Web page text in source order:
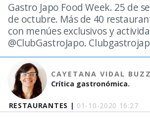
RESTAURANTES | 01-10-2020 16:27
Gastro Japo Food Week. 25 de
de octubre. Más de 40
con menúes exclusivos y
@ClubGastroJapo.
CAYETANA VIDAL
Crítica gastronómica.